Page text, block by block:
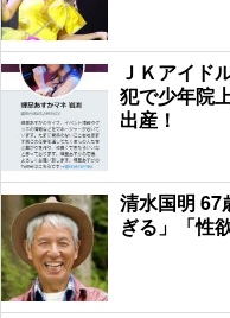
ＪＫアイド
犯で少年院
出産！
清水国明 67
ぎる」「性